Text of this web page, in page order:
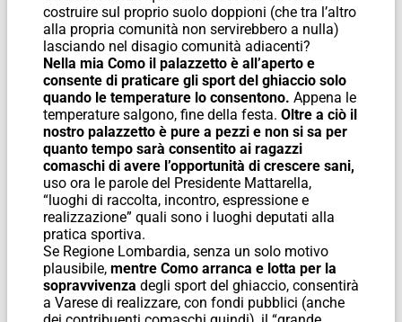
costruire sul proprio suolo doppioni (che tra l’altro
alla propria comunità non servirebbero a nulla)
lasciando nel disagio comunità adiacenti?
Nella mia Como il palazzetto è all’aperto e
consente di praticare gli sport del ghiaccio solo
quando le temperature lo consentono. Appena le
temperature salgono, fine della festa. Oltre a ciò il
nostro palazzetto è pure a pezzi e non si sa per
quanto tempo sarà consentito ai ragazzi
comaschi di avere l’opportunità di crescere sani,
uso ora le parole del Presidente Mattarella,
“luoghi di raccolta, incontro, espressione e
realizzazione” quali sono i luoghi deputati alla
pratica sportiva.
Se Regione Lombardia, senza un solo motivo
plausibile, mentre Como arranca e lotta per la
sopravvivenza degli sport del ghiaccio, consentirà
a Varese di realizzare, con fondi pubblici (anche